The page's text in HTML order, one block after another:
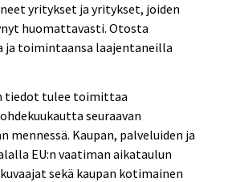
yritykset ja yritykset, joiden
huomattavasti. Otosta
ja toimintaansa laajentaneilla
tiedot tulee toimittaa
seuraavan
mennessä. Kaupan, palveluiden ja
EU:n vaatiman aikataulun
sekä kaupan kotimainen